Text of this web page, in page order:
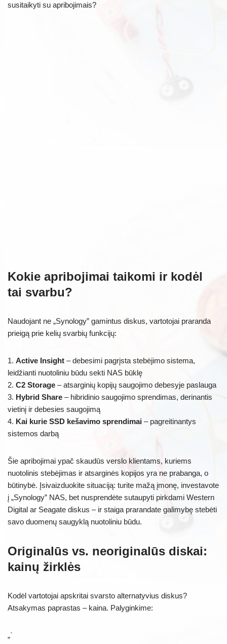
susitaikyti su apribojimais?
Kokie apribojimai taikomi ir kodėl
tai svarbu?
Naudojant ne „Synology” gamintus diskus, vartotojai praranda
prieigą prie kelių svarbių funkcijų:
1. Active Insight – debesimi pagrįsta stebėjimo sistema,
leidžianti nuotoliniu būdu sekti NAS būklę
2. C2 Storage – atsarginių kopijų saugojimo debesyje paslauga
3. Hybrid Share – hibridinio saugojimo sprendimas, derinantis
vietinį ir debesies saugojimą
4. Kai kurie SSD kešavimo sprendimai – pagreitinantys
sistemos darbą
Šie apribojimai ypač skaudūs verslo klientams, kuriems
nuotolinis stebėjimas ir atsarginės kopijos yra ne prabanga, o
būtinybė. Įsivaizduokite situaciją: turite mažą įmonę, investavote
į „Synology” NAS, bet nusprendėte sutaupyti pirkdami Western
Digital ar Seagate diskus – ir staiga prarandate galimybę stebėti
savo duomenų saugyklą nuotoliniu būdu.
Originalūs vs. neoriginalūs diskai:
kainų žirklės
Kodėl vartotojai apskritai svarsto alternatyvius diskus?
Atsakymas paprastas – kaina. Palyginkime:
„`